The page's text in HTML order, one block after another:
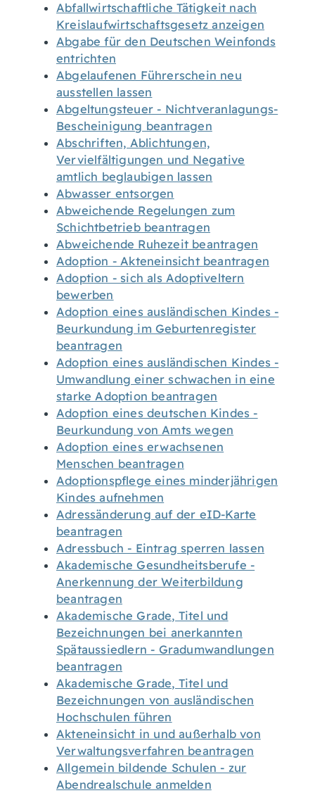
Abfallwirtschaftliche Tätigkeit nach
Kreislaufwirtschaftsgesetz anzeigen
Abgabe für den Deutschen Weinfonds
entrichten
Abgelaufenen Führerschein neu
ausstellen lassen
Abgeltungsteuer - Nichtveranlagungs-
Bescheinigung beantragen
Abschriften, Ablichtungen,
Vervielfältigungen und Negative
amtlich beglaubigen lassen
Abwasser entsorgen
Abweichende Regelungen zum
Schichtbetrieb beantragen
Abweichende Ruhezeit beantragen
Adoption - Akteneinsicht beantragen
Adoption - sich als Adoptiveltern
bewerben
Adoption eines ausländischen Kindes -
Beurkundung im Geburtenregister
beantragen
Adoption eines ausländischen Kindes -
Umwandlung einer schwachen in eine
starke Adoption beantragen
Adoption eines deutschen Kindes -
Beurkundung von Amts wegen
Adoption eines erwachsenen
Menschen beantragen
Adoptionspflege eines minderjährigen
Kindes aufnehmen
Adressänderung auf der eID-Karte
beantragen
Adressbuch - Eintrag sperren lassen
Akademische Gesundheitsberufe -
Anerkennung der Weiterbildung
beantragen
Akademische Grade, Titel und
Bezeichnungen bei anerkannten
Spätaussiedlern - Gradumwandlungen
beantragen
Akademische Grade, Titel und
Bezeichnungen von ausländischen
Hochschulen führen
Akteneinsicht in und außerhalb von
Verwaltungsverfahren beantragen
Allgemein bildende Schulen - zur
Abendrealschule anmelden